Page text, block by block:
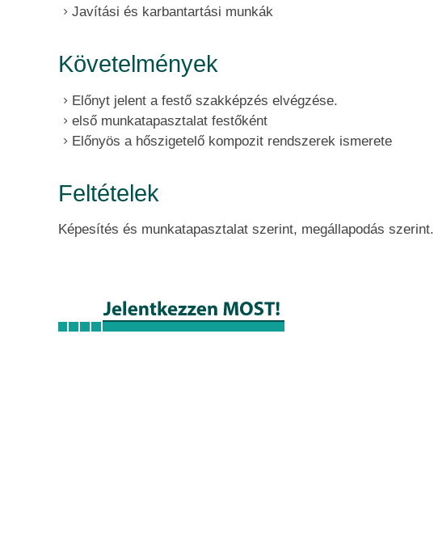
Javítási és karbantartási munkák
Követelmények
Előnyt jelent a festő szakképzés elvégzése.
első munkatapasztalat festőként
Előnyös a hőszigetelő kompozit rendszerek ismerete
Feltételek
Képesítés és munkatapasztalat szerint, megállapodás szerint.